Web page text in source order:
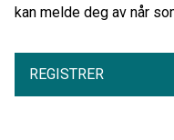
kan melde deg av når
REGISTRER